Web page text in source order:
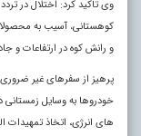
وی تاکید کرد: اختلال در
کوهستانی، آسیب به
و رانش کوه در ارتفاعات و
پرهیز از سفرهای غیر
خودروها به وسایل
های انرژی، اتخاذ